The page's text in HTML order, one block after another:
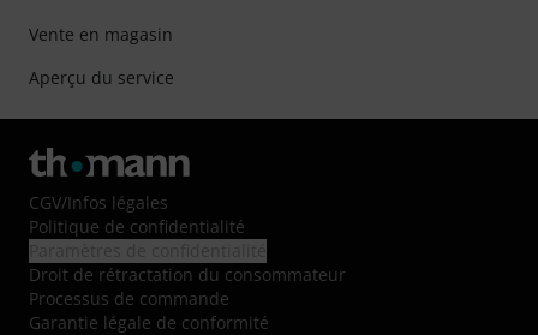
Vente en magasin
Aperçu du service
CGV/Infos légales
Politique de confidentialité
Droit de rétractation du consommateur
Processus de commande
Garantie légale de conformité